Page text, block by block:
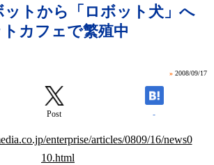
トから「ロボット犬」へ
カフェで繁殖中
» 2008/09/17
Post -